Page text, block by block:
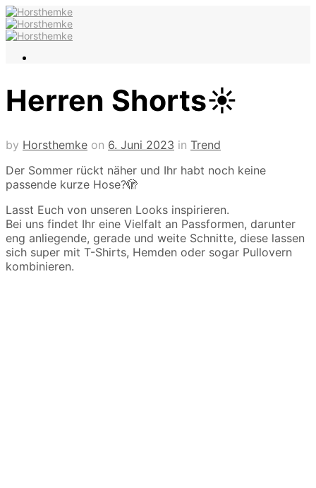
Herren Shorts☀️
by Horsthemke on 6. Juni 2023 in Trend
Der Sommer rückt näher und Ihr habt noch keine
passende kurze Hose?🫣
Lasst Euch von unseren Looks inspirieren.
Bei uns findet Ihr eine Vielfalt an Passformen, darunter
eng anliegende, gerade und weite Schnitte, diese lassen
sich super mit T-Shirts, Hemden oder sogar Pullovern
kombinieren.